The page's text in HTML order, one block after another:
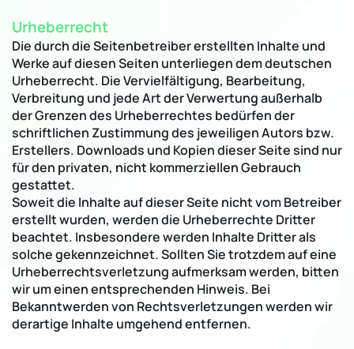
Urheberrecht
Die durch die Seitenbetreiber erstellten Inhalte und
Werke auf diesen Seiten unterliegen dem deutschen
Urheberrecht. Die Vervielfältigung, Bearbeitung,
Verbreitung und jede Art der Verwertung außerhalb
der Grenzen des Urheberrechtes bedürfen der
schriftlichen Zustimmung des jeweiligen Autors bzw.
Erstellers. Downloads und Kopien dieser Seite sind nur
für den privaten, nicht kommerziellen Gebrauch
gestattet.
Soweit die Inhalte auf dieser Seite nicht vom Betreiber
erstellt wurden, werden die Urheberrechte Dritter
beachtet. Insbesondere werden Inhalte Dritter als
solche gekennzeichnet. Sollten Sie trotzdem auf eine
Urheberrechtsverletzung aufmerksam werden, bitten
wir um einen entsprechenden Hinweis. Bei
Bekanntwerden von Rechtsverletzungen werden wir
derartige Inhalte umgehend entfernen.